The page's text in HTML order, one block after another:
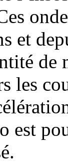
et
de
les
est